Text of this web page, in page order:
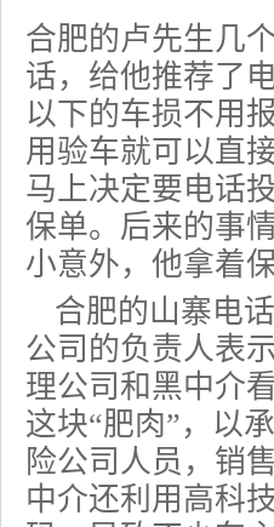
合肥的卢先生几
话，给他推荐了
以下的车损不用
用验车就可以直
马上决定要电话
保单。后来的事
小意外，他拿着
合肥的山寨电
公司的负责人表
理公司和黑中介
这块“肥肉”，以
险公司人员，销
中介还利用高科